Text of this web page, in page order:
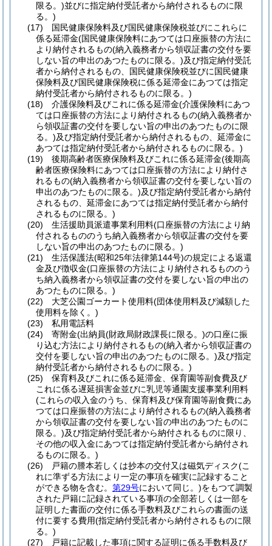
限る。)並びに指定納付受託者から納付されるものに限
る。)
(17)
国民健康保険料及び国民健康保険税並びにこれらに
係る延滞金(国民健康保険料にあつては口座振替の方法に
より納付されるもの(納入義務者から領収証書の交付を要
しない旨の申出のあつたものに限る。)及び指定納付受託
者から納付されるもの、国民健康保険税並びに国民健康
保険料及び国民健康保険税に係る延滞金にあつては指定
納付受託者から納付されるものに限る。)
(18)
介護保険料及びこれに係る延滞金(介護保険料にあつ
ては口座振替の方法により納付されるもの(納入義務者か
ら領収証書の交付を要しない旨の申出のあつたものに限
る。)及び指定納付受託者から納付されるもの、延滞金に
あつては指定納付受託者から納付されるものに限る。)
(19)
後期高齢者医療保険料及びこれに係る延滞金(後期高
齢者医療保険料にあつては口座振替の方法により納付さ
れるもの(納入義務者から領収証書の交付を要しない旨の
申出のあつたものに限る。)及び指定納付受託者から納付
されるもの、延滞金にあつては指定納付受託者から納付
されるものに限る。)
(20)
生活援助員派遣事業利用料(口座振替の方法により納
付されるもののうち納入義務者から領収証書の交付を要
しない旨の申出のあつたものに限る。)
(21)
生活保護法(昭和25年法律第144号)の規定による返還
金及び徴収金(口座振替の方法により納付されるもののう
ち納入義務者から領収証書の交付を要しない旨の申出の
あつたものに限る。)
(22)
大芝公園ゴーカート使用料(団体使用料及び減額した
使用料を除く。)
(23)
私用電話料
(24)
寄附金(出納員(財政局財政課長に限る。)の口座に振
り込む方法により納付されるもの(納入者から領収証書の
交付を要しない旨の申出のあつたものに限る。)及び指定
納付受託者から納付されるものに限る。)
(25)
保育料及びこれに係る延滞金、保育園等副食費及び
これに係る遅延損害金並びに乳児等通園支援事業利用料
(これらの収入金のうち、保育料及び保育園等副食費にあ
つては口座振替の方法により納付されるもの(納入義務者
から領収証書の交付を要しない旨の申出のあつたものに
限る。)及び指定納付受託者から納付されるものに限り、
その他の収入金にあつては指定納付受託者から納付され
るものに限る。)
(26)
戸籍の謄本若しくは抄本の交付又は磁気ディスク(こ
れに準ずる方法により一定の事項を確実に記録すること
ができる物を含む。 第29号において同じ。)をもつて調製
された戸籍に記録されている事項の全部若しくは一部を
証明した書面の交付に係る手数料及びこれらの書面の送
付に要する費用(指定納付受託者から納付されるものに限
る。)
(27)
戸籍に記載した事項に関する証明に係る手数料及び